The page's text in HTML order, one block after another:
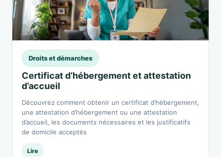
Droits et démarches
Certificat d’hébergement et attestation
d’accueil
Découvrez comment obtenir un certificat d’hébergement,
une attestation d’hébergement ou une attestation
d’accueil, les documents nécessaires et les justificatifs
de domicile acceptés
Lire